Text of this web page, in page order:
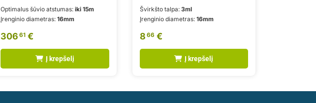
Optimalus šūvio atstumas: iki 15m
Įrenginio diametras: 16mm
306 61 €
Į krepšelį
Švirkšto talpa: 3ml
Įrenginio diametras: 16mm
8 66 €
Į krepšelį